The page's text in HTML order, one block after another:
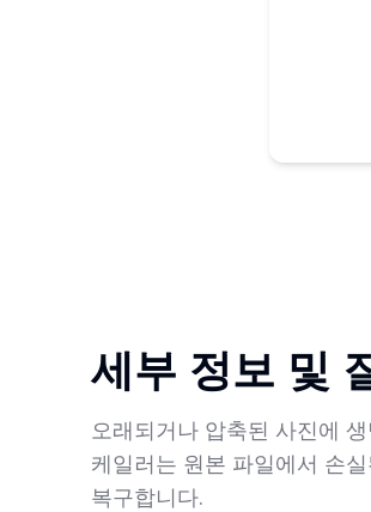
세부 정보 및
오래되거나 압축된 사진에
케일러는 원본 파일에서 손
복구합니다.